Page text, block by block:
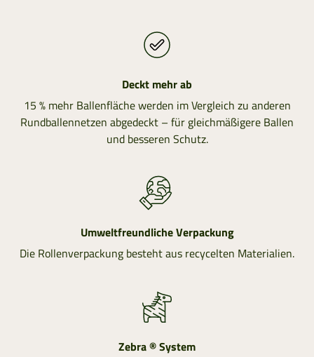
Deckt mehr ab
15 % mehr Ballenfläche werden im Vergleich zu anderen
Rundballennetzen abgedeckt – für gleichmäßigere Ballen
und besseren Schutz.
Umweltfreundliche Verpackung
Die Rollenverpackung besteht aus recycelten Materialien.
Zebra ® System